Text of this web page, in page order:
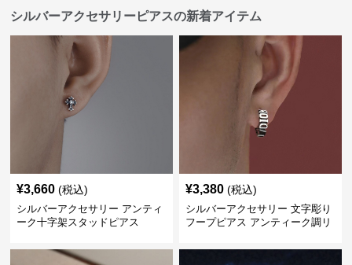
シルバーアクセサリーピアスの新着アイテム
¥3,660 (税込)
シルバーアクセサリー アンティ
ーク十字架スタッドピアス
¥3,380 (税込)
シルバーアクセサリー 文字彫り
フープピアス アンティーク調リ